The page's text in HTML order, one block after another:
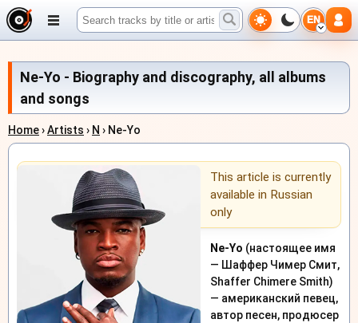
EN
Ne-Yo - Biography and discography, all albums
and songs
Home›Artists › N › Ne-Yo
This article is currently
available in Russian
only
Ne-Yo (настоящее имя
— Шаффер Чимер Смит,
Shaffer Chimere Smith)
— американский певец,
автор песен, продюсер